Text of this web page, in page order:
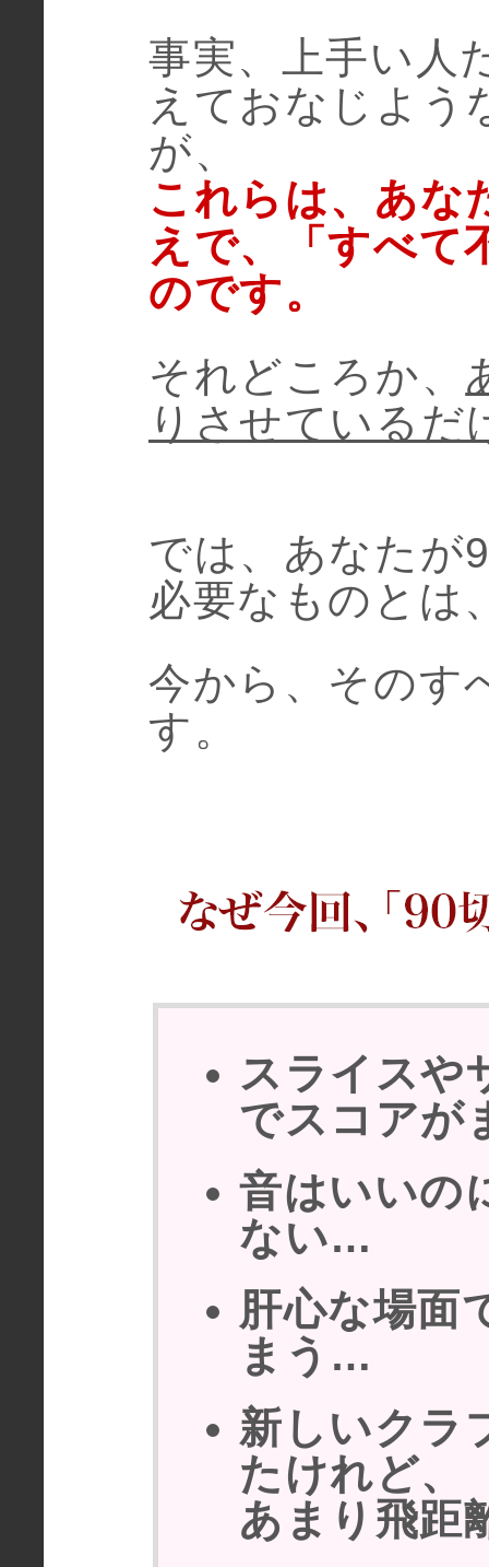
事実、上手い人
えておなじよう
が、
これらは、あな
えで、「すべて
のです。
それどころか、
りさせているだ
では、あなたが
必要なものとは
今から、そのす
す。
スライスや
でスコア
音はいいの
ない…
肝心な場面
まう…
新しいクラ
たけれど、
あまり飛距